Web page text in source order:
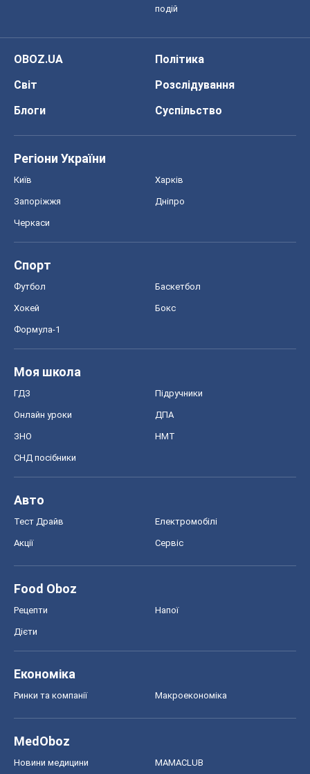
подій
OBOZ.UA
Політика
Світ
Розслідування
Блоги
Суспільство
Регіони України
Київ Харків
Запоріжжя Дніпро
Черкаси
Спорт
Футбол Баскетбол
Хокей Бокс
Формула-1
Моя школа
ГДЗ Підручники
Онлайн уроки ДПА
ЗНО НМТ
СНД посібники
Авто
Тест Драйв Електромобілі
Акції Сервіс
Food Oboz
Рецепти Напої
Дієти
Економіка
Ринки та компанії Макроекономіка
MedOboz
Новини медицини MAMACLUB